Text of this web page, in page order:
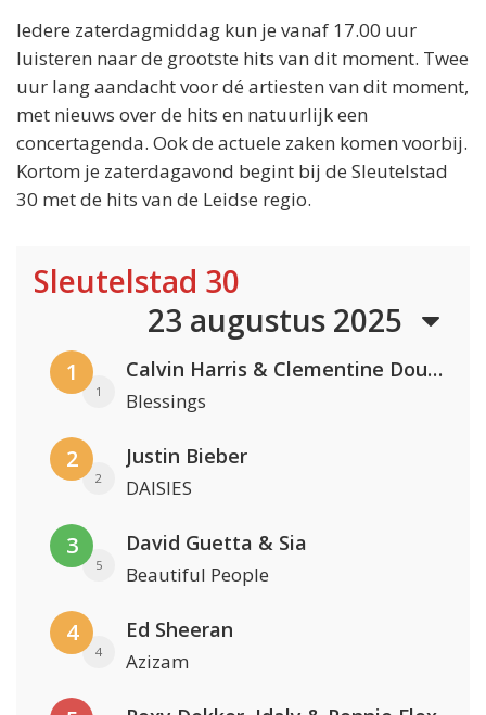
Iedere zaterdagmiddag kun je vanaf 17.00 uur
luisteren naar de grootste hits van dit moment. Twee
uur lang aandacht voor dé artiesten van dit moment,
met nieuws over de hits en natuurlijk een
concertagenda. Ook de actuele zaken komen voorbij.
Kortom je zaterdagavond begint bij de Sleutelstad
30 met de hits van de Leidse regio.
Sleutelstad 30
23 augustus 2025
1
1
Calvin Harris & Clementine Douglas
Blessings
2
2
Justin Bieber
DAISIES
3
5
David Guetta & Sia
Beautiful People
4
4
Ed Sheeran
Azizam